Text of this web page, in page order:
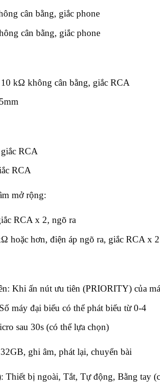
cân bằng, giắc phone
cân bằng, giắc phone
kΩ không cân bằng, giắc RCA
RCA
RCA
tâm mở rộng:
RCA x 2, ngõ ra
hoặc hơn, điện áp ngõ ra, giắc RCA
Khi ấn nút ưu tiên (PRIORITY) của
máy đại biểu có thể phát biểu từ 0-4
sau 30s (có thể lựa chọn)
ghi âm, phát lại, chuyển bài
Thiết bị ngoài, Tắt, Tự động, Bằng tay